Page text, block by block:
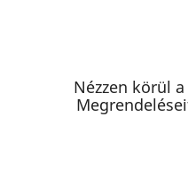
Nézzen körül